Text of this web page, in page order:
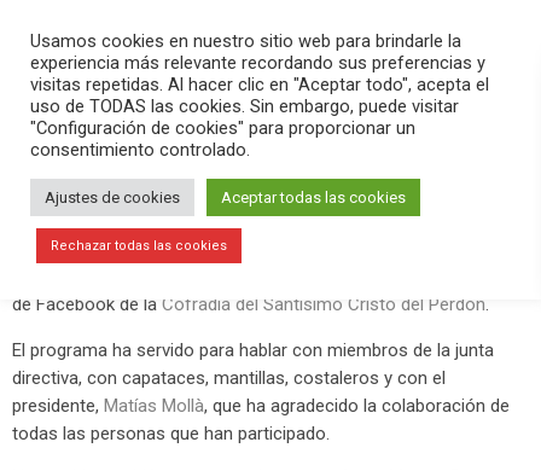
search menu pause PLAY
abril 6, 2020
Programa de radio online de la
Cofradía del Cristo del Perdón
Este Lunes Santo, 6 de abril de 2020, se ha hecho un programa
de Facebook de la Cofradía del Santísimo Cristo del Perdón
El programa ha servido para hablar con miembros de la junta
directiva, con capataces, mantillas, costaleros y con el
presidente, Matías Mollà, que ha agradecido la colaboración de
todas las personas que han participado.
Usamos cookies en nuestro sitio web para brindarle la
experiencia más relevante recordando sus preferencias y
visitas repetidas. Al hacer clic en "Aceptar todo", acepta el
uso de TODAS las cookies. Sin embargo, puede visitar
"Configuración de cookies" para proporcionar un
consentimiento controlado.
Ajustes de cookies Aceptar todas las cookies
Rechazar todas las cookies